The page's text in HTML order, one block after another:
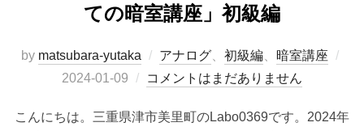
ての暗室講座」初級編
by matsubara-yutaka アナログ 初級編 暗室講座
2024-01-09 コメントはまだありません
こんにちは。三重県津市美里町のLabo0369です。2024年